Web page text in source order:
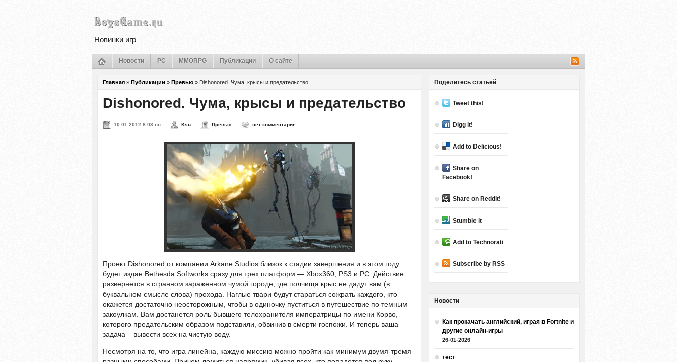
Новинки игр
Новости PC MMORPG Публикации О сайте
Главная » Публикации » Превью » Dishonored. Чума, крысы и предательство
Dishonored. Чума, крысы и предательство
10.01.2012 8:03 пп Ksu Превью нет комментарие
Проект Dishonored от компании Arkane Studios близок к стадии завершения и в этом году
будет издан Bethesda Softworks сразу для трех платформ — Xbox360, PS3 и PC. Действие
развернется в странном зараженном чумой городе, где полчища крыс не дадут вам (в
буквальном смысле слова) прохода. Наглые твари будут стараться сожрать каждого, кто
окажется достаточно неосторожным, чтобы в одиночку пуститься в путешествие по темным
закоулкам. Вам достанется роль бывшего телохранителя императрицы по имени Корво,
которого предательским образом подставили, обвинив в смерти госпожи. И теперь ваша
задача – вывести всех на чистую воду.
Несмотря на то, что игра линейна, каждую миссию можно пройти как минимум двумя-тремя
Поделитесь статьёй
Tweet this!
Digg it!
Add to Delicious!
Share on
Facebook!
Share on Reddit!
Stumble it
Add to Technorati
Subscribe by RSS
Новости
Как прокачать английский, играя в Fortnite и
другие онлайн-игры
26-01-2026
тест